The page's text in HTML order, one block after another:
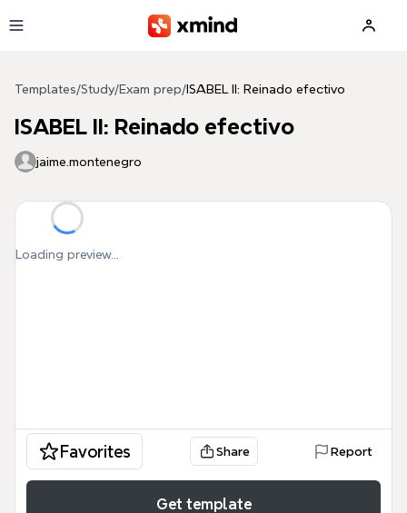
Templates/Study/Exam prep/ ISABEL II: Reinado efectivo
ISABEL II: Reinado efectivo
jaime.montenegro
Loading preview...
Favorites Share Report
Get template